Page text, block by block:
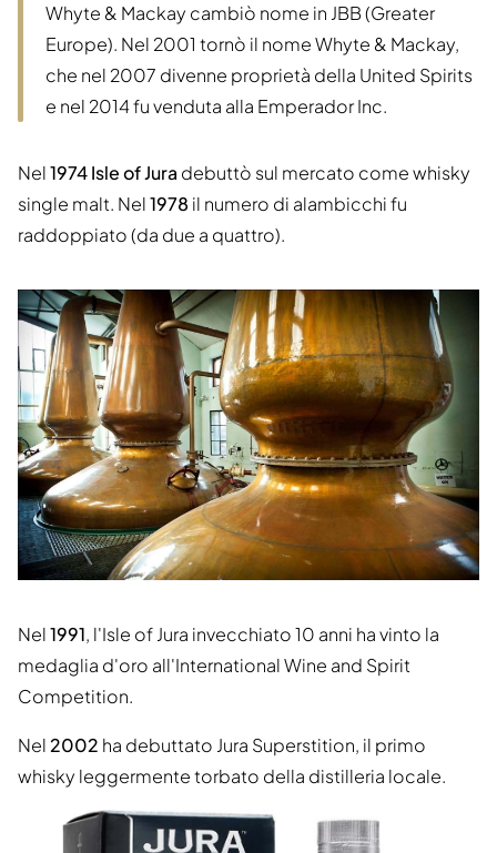
Whyte & Mackay cambiò nome in JBB (Greater
Europe). Nel 2001 tornò il nome Whyte & Mackay,
che nel 2007 divenne proprietà della United Spirits
e nel 2014 fu venduta alla Emperador Inc.
Nel1974 Isle of Jura debuttò sul mercato come whisky
single malt. Nel1978 il numero di alambicchi fu
raddoppiato (da due a quattro).
Nel1991, l'Isle of Jura invecchiato 10 anni ha vinto la
medaglia d'oro all'International Wine and Spirit
Competition.
Nel 2002 ha debuttato Jura Superstition, il primo
whisky leggermente torbato della distilleria locale.